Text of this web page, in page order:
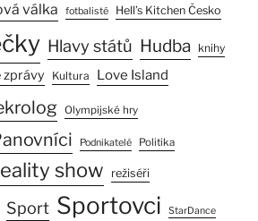
válka fotbalisté Hell’s Kitchen Česko
Hlavy států Hudba knihy
zprávy Kultura Love Island
Olympijské hry
Podnikatelé Politika
show režiséři
Sport Sportovci StarDance